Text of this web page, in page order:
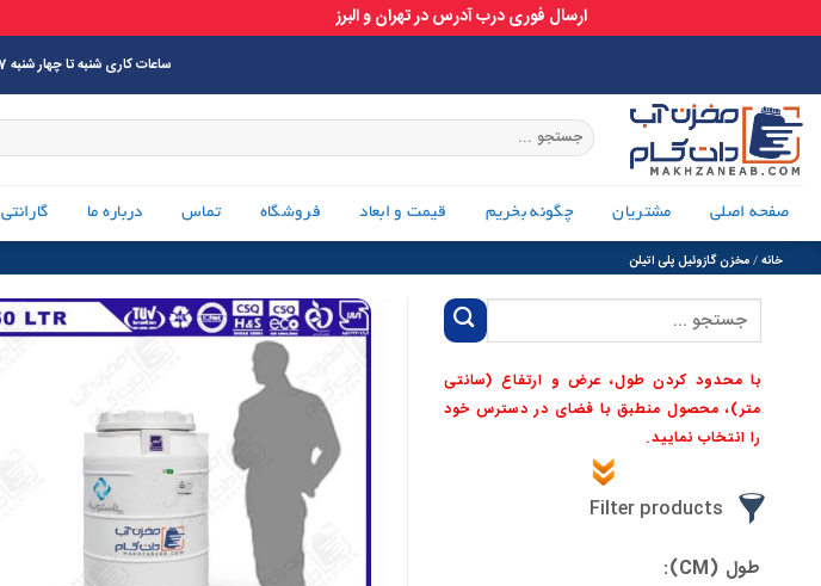
ارسال فوری درب آدرس در تهران و البرز
to
content
ساعات کاری شنبه تا چهار شنبه 7 الی 18 و پنج شنبه تا 13
جستجو
برای:
صفحه اصلی مشتریان چگونه بخریم قیمت و ابعاد فروشگاه تماس درباره ما گارانتی
خانه/مخزن گازوئیل پلی اتیلن
جستجو
برای:
با محدود کردن طول، عرض و ارتفاع (سانتی
متر)، محصول منطبق با فضای در دسترس خود
را انتخاب نمایید.
Filter products
طول (CM):